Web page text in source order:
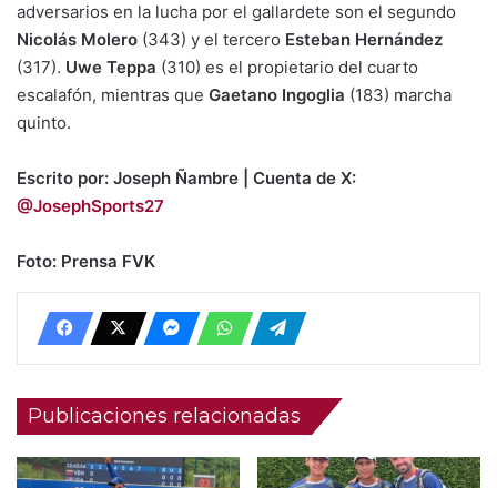
adversarios en la lucha por el gallardete son el segundo
Nicolás Molero (343) y el tercero Esteban Hernández
(317). Uwe Teppa (310) es el propietario del cuarto
escalafón, mientras que Gaetano Ingoglia (183) marcha
quinto.
Escrito por: Joseph Ñambre | Cuenta de X:
@JosephSports27
Foto: Prensa FVK
Publicaciones relacionadas